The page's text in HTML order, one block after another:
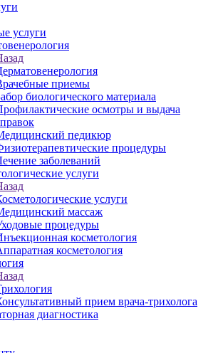
услуги
приемы
биологического материала
осмотры и выдача
педикюр
процедуры
заболеваний
услуги
услуги
массаж
процедуры
косметология
косметология
прием врача-трихолога
диагностика